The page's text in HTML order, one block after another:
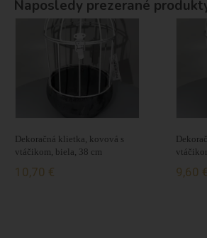
Naposledy prezerané
Dekoračná klietka, kovová s
vtáčikom, biela, 38 cm
10,70 € 9,60 €